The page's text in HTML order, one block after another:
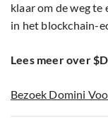
klaar om de weg
in het blockchain-
Lees meer over
Bezoek Domini